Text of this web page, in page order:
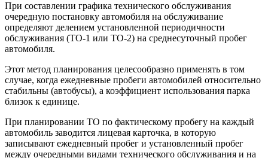
При составлении графика технического обслуживания
очередную постановку автомобиля на обслуживание
определяют делением установленной периодичности
обслуживания (ТО-1 или ТО-2) на среднесуточный пробег
автомобиля.
Этот метод планирования целесообразно применять в том
случае, когда ежедневные пробеги автомобилей относительно
стабильны (автобусы), а коэффициент использования парка
близок к единице.
При планировании ТО по фактическому пробегу на каждый
автомобиль заводится лицевая карточка, в которую
записывают ежедневный пробег и установленный пробег
между очередными видами технического обслуживания и на